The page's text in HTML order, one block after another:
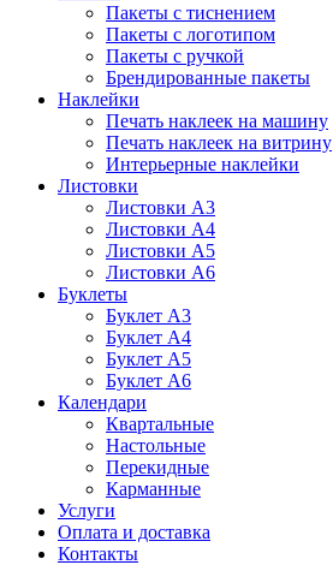
Пакеты с тиснением
Пакеты с логотипом
Пакеты с ручкой
Брендированные пакеты
Наклейки
Печать наклеек на машину
Печать наклеек на витрину
Интерьерные наклейки
Листовки
Листовки А3
Листовки А4
Листовки А5
Листовки А6
Буклеты
Буклет А3
Буклет А4
Буклет А5
Буклет А6
Календари
Квартальные
Настольные
Перекидные
Карманные
Услуги
Оплата и доставка
Контакты